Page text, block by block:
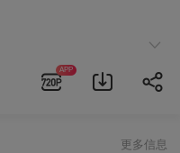
APP
更多信息